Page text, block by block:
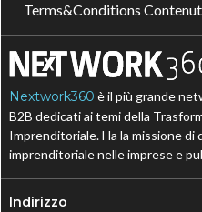
Terms&Conditions
Nextwork360 è il più grande
B2B dedicati ai temi della
Imprenditoriale. Ha la missione
imprenditoriale nelle imprese e
Indirizzo